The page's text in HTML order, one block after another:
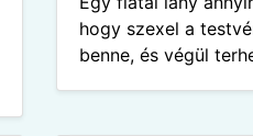
hogy szexel a
benne, és végül